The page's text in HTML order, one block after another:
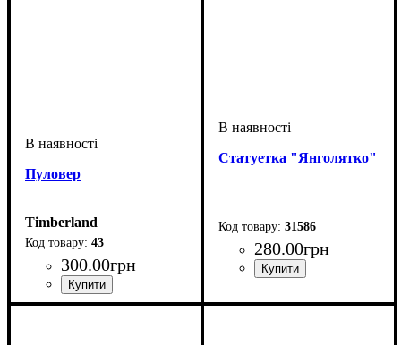
Пуловер
Timberland
43
300.00грн
Тип: пуловер
Статуетка "Янголятко"
31586
280.00грн
фарфоровые